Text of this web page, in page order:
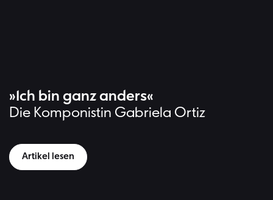
»Ich bin ganz anders«
Die Komponistin Gabriela Ortiz
Artikel lesen